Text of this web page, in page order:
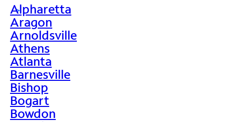
>
Alpharetta
Aragon
Arnoldsville
Athens
Atlanta
Barnesville
Bishop
Bogart
Bowdon